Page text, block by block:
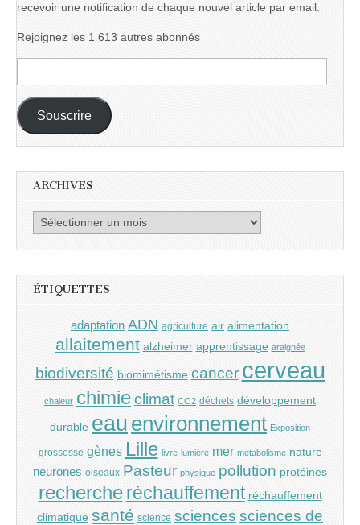
recevoir une notification de chaque nouvel article par email.
Rejoignez les 1 613 autres abonnés
e-
mail :
Souscrire
ARCHIVES
Archives
ÉTIQUETTES
adaptation ADN agriculture air alimentation
allaitement alzheimer apprentissage araignée
biodiversité biomimétisme cancer cerveau
chaleur chimieclimat CO2 déchets développement
durable eau environnement Exposition
grossesse gènes Lille livre lumière mer métabolisme nature
neurones oiseaux Pasteur physique pollution protéines
recherche réchauffement réchauffement
climatique santé science sciences sciences de